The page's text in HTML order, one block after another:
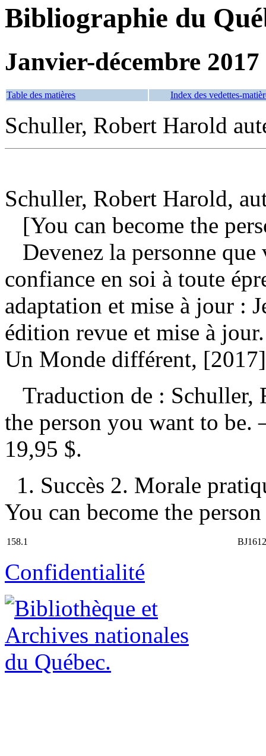
Bibliographie du
Janvier-décembre 2017
Table des matières Index des vedettes-
Schuller, Robert Harold
Schuller, Robert Harold,
[You can become the
Devenez la personne
confiance en soi à toute
adaptation et mise à jour :
édition revue et mise à
Un Monde différent,
Traduction de : Schuller,
the person you want to
19,95 $.
1. Succès 2. Morale
You can become the
158.1 BJ1612
Confidentialité